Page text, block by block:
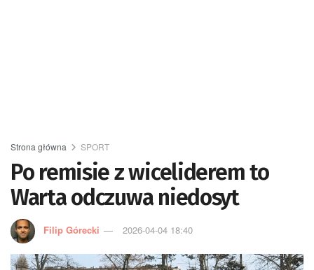
Strona główna SPORT
Po remisie z wiceliderem to
Warta odczuwa niedosyt
Filip Górecki 2026-04-04 18:40